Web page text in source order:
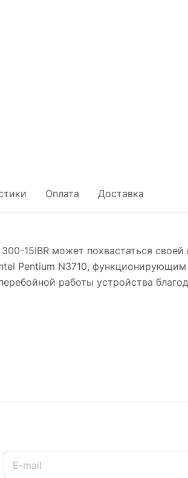
Оплата Доставка
15IBR может похвастаться
Pentium N3710,
работы устройства